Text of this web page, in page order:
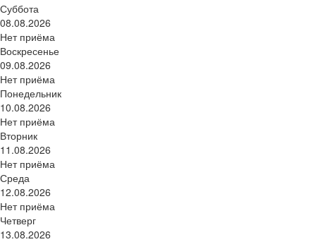
Суббота
08.08.2026
Нет приёма
Воскресенье
09.08.2026
Нет приёма
Понедельник
10.08.2026
Нет приёма
Вторник
11.08.2026
Нет приёма
Среда
12.08.2026
Нет приёма
Четверг
13.08.2026